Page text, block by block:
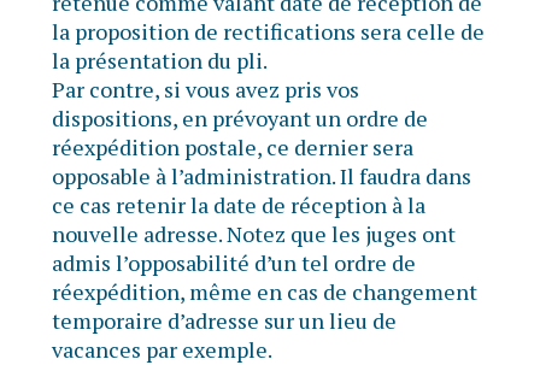
la proposition de rectifications sera celle de
la présentation du pli.
Par contre, si vous avez pris vos
dispositions, en prévoyant un ordre de
réexpédition postale, ce dernier sera
opposable à l’administration. Il faudra dans
ce cas retenir la date de réception à la
nouvelle adresse. Notez que les juges ont
admis l’opposabilité d’un tel ordre de
réexpédition, même en cas de changement
temporaire d’adresse sur un lieu de
vacances par exemple.